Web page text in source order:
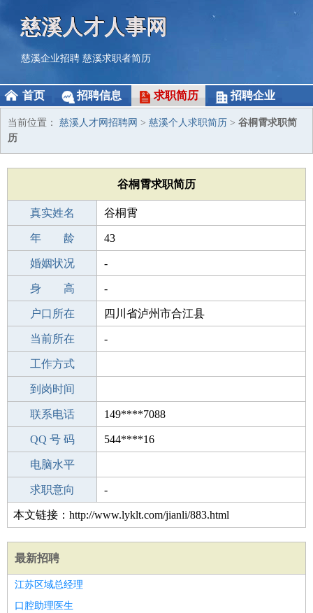
慈溪人才人事网
慈溪企业招聘 慈溪求职者简历
首页 招聘信息 求职简历 招聘企业
当前位置： 慈溪人才网招聘网 > 慈溪个人求职简历 > 谷桐霄求职简
历
谷桐霄求职简历
真实姓名 谷桐霄
性 别 女
年 龄 43
出生年月 1983-05-16
婚姻状况 -
学 历 本科
身 高 -
毕业学校 本科
户口所在 四川省泸州市合江县
所学专业 -
当前所在 -
工作经验
工作方式
驾 照
到岗时间
期望月薪
联系电话 149****7088
手机号码 149****7088
QQ 号 码 544****16
微信号码
电脑水平
外语水平
求职意向 -
本文链接：http://www.lyklt.com/jianli/883.html
最新招聘
江苏区域总经理
口腔助理医生